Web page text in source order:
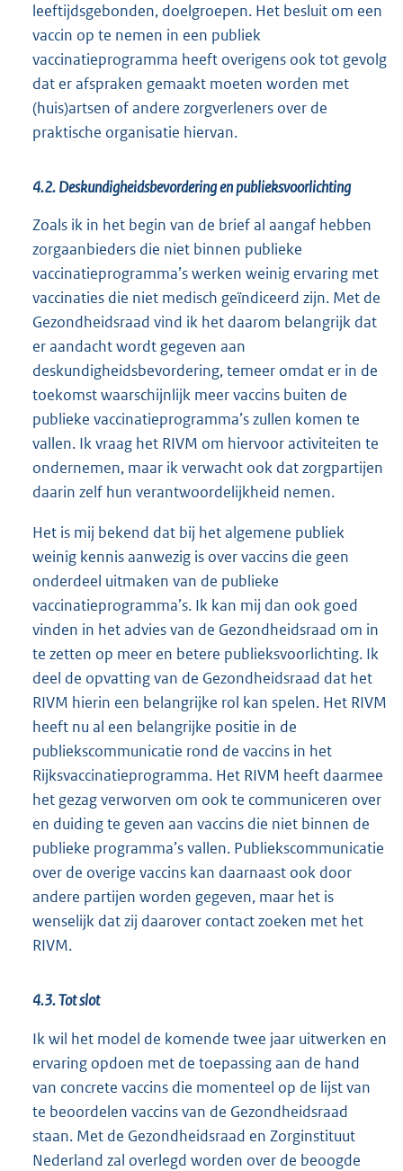
leeftijdsgebonden, doelgroepen. Het besluit om een
vaccin op te nemen in een publiek
vaccinatieprogramma heeft overigens ook tot gevolg
dat er afspraken gemaakt moeten worden met
(huis)artsen of andere zorgverleners over de
praktische organisatie hiervan.
4.2. Deskundigheidsbevordering en publieksvoorlichting
Zoals ik in het begin van de brief al aangaf hebben
zorgaanbieders die niet binnen publieke
vaccinatieprogramma’s werken weinig ervaring met
vaccinaties die niet medisch geïndiceerd zijn. Met de
Gezondheidsraad vind ik het daarom belangrijk dat
er aandacht wordt gegeven aan
deskundigheidsbevordering, temeer omdat er in de
toekomst waarschijnlijk meer vaccins buiten de
publieke vaccinatieprogramma’s zullen komen te
vallen. Ik vraag het RIVM om hiervoor activiteiten te
ondernemen, maar ik verwacht ook dat zorgpartijen
daarin zelf hun verantwoordelijkheid nemen.
Het is mij bekend dat bij het algemene publiek
weinig kennis aanwezig is over vaccins die geen
onderdeel uitmaken van de publieke
vaccinatieprogramma’s. Ik kan mij dan ook goed
vinden in het advies van de Gezondheidsraad om in
te zetten op meer en betere publieksvoorlichting. Ik
deel de opvatting van de Gezondheidsraad dat het
RIVM hierin een belangrijke rol kan spelen. Het RIVM
heeft nu al een belangrijke positie in de
publiekscommunicatie rond de vaccins in het
Rijksvaccinatieprogramma. Het RIVM heeft daarmee
het gezag verworven om ook te communiceren over
en duiding te geven aan vaccins die niet binnen de
publieke programma’s vallen. Publiekscommunicatie
over de overige vaccins kan daarnaast ook door
andere partijen worden gegeven, maar het is
wenselijk dat zij daarover contact zoeken met het
RIVM.
4.3. Tot slot
Ik wil het model de komende twee jaar uitwerken en
ervaring opdoen met de toepassing aan de hand
van concrete vaccins die momenteel op de lijst van
te beoordelen vaccins van de Gezondheidsraad
staan. Met de Gezondheidsraad en Zorginstituut
Nederland zal overlegd worden over de beoogde